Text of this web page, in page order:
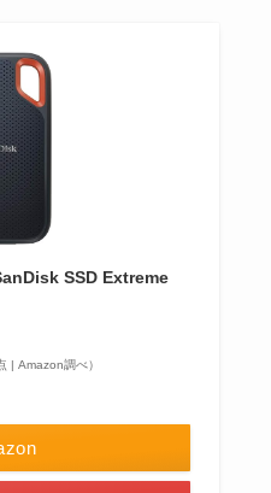
SSD Extreme
| Amazon調べ）